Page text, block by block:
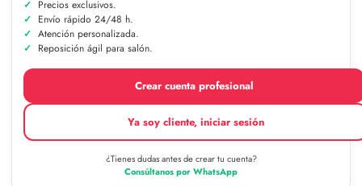
Precios exclusivos.
Envío rápido 24/48 h.
Atención personalizada.
Reposición ágil para salón.
Crear cuenta profesional
Ya soy cliente, iniciar sesión
¿Tienes dudas antes de crear tu cuenta?
Consúltanos por WhatsApp